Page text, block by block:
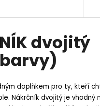
dvojitý
doplňkem pro ty, kteří
Nákrčník dvojitý je vhodný